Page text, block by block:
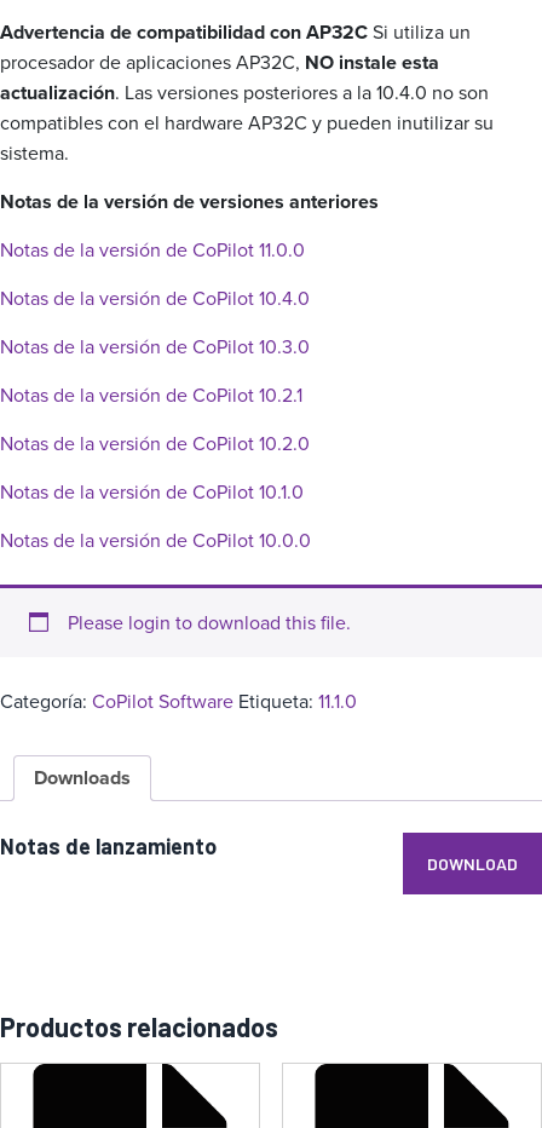
Advertencia de compatibilidad con AP32CSi utiliza un
procesador de aplicaciones AP32C, NO instale esta
actualización. Las versiones posteriores a la 10.4.0 no son
compatibles con el hardware AP32C y pueden inutilizar su
sistema.
Notas de la versión de versiones anteriores
Notas de la versión de CoPilot 11.0.0
Notas de la versión de CoPilot 10.4.0
Notas de la versión de CoPilot 10.3.0
Notas de la versión de CoPilot 10.2.1
Notas de la versión de CoPilot 10.2.0
Notas de la versión de CoPilot 10.1.0
Notas de la versión de CoPilot 10.0.0
Please login to download this file.
Categoría: CoPilot Software Etiqueta: 11.1.0
Downloads
Notas de lanzamiento
DOWNLOAD
Productos relacionados